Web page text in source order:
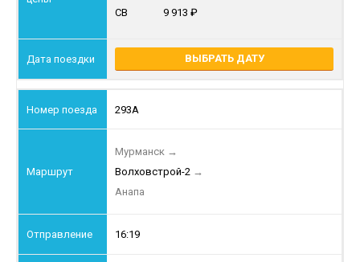
СВ
9 913
ВЫБРАТЬ ДАТУ
293А
Мурманск →
Волховстрой-2 →
Анапа
16:19